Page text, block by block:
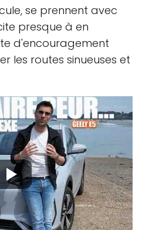
se prennent avec
presque à en
d'encouragement
les routes sinueuses et